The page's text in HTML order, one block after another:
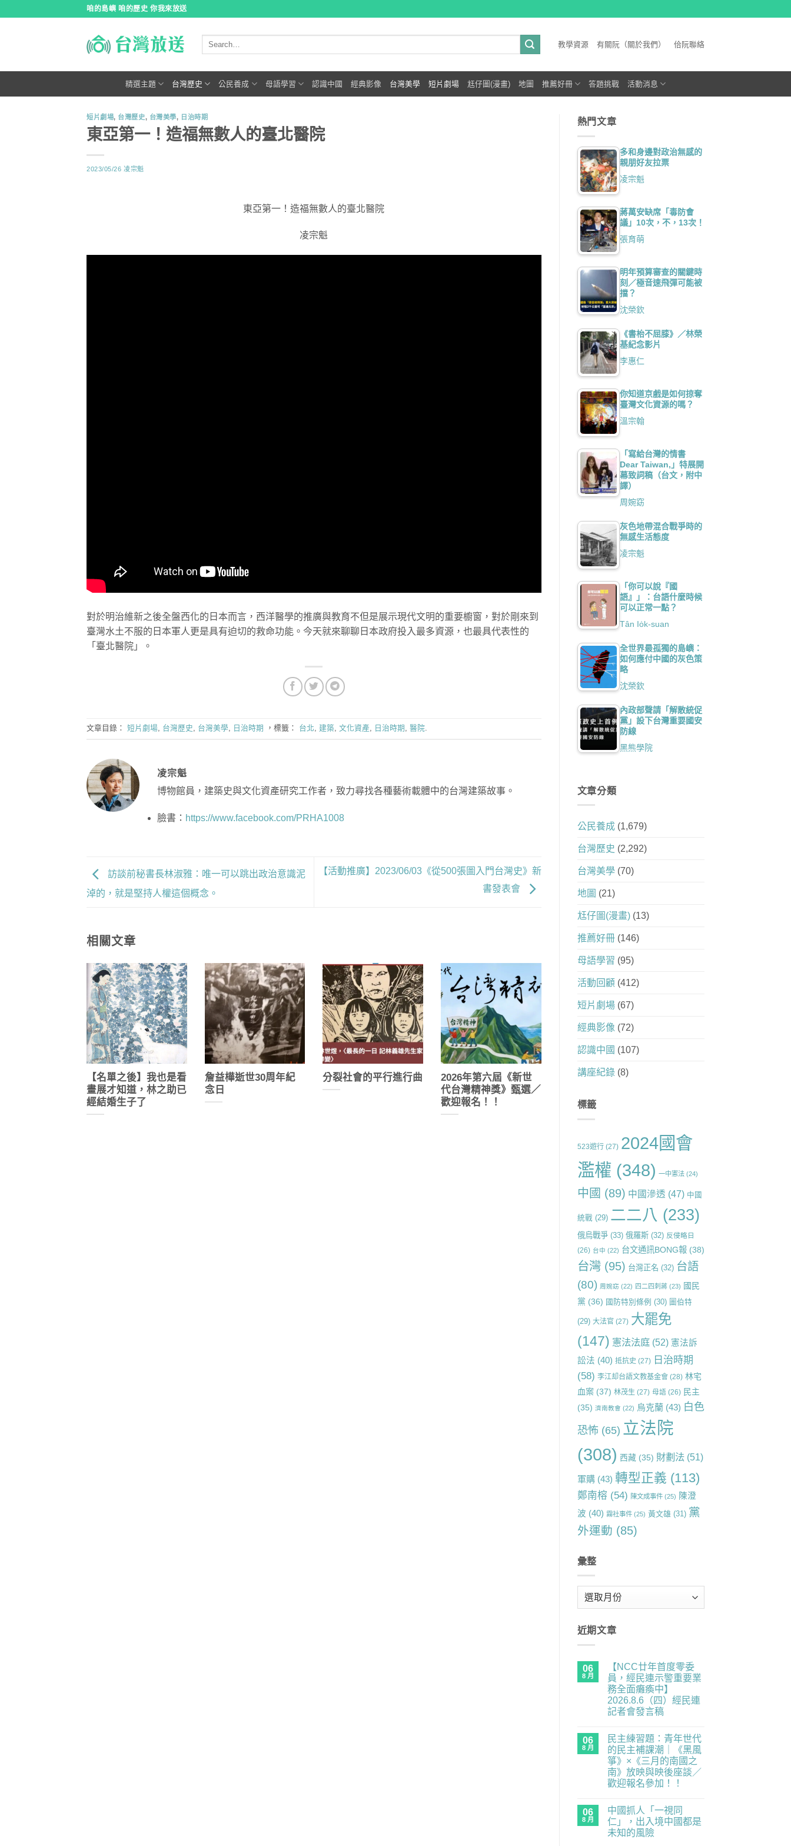
咱的島嶼 咱的歷史 你我來放送
教學資源 有關阮（關於我們） 佮阮聯絡
精選主題 台灣歷史 公民養成 母語學習 認識中國 經典影像 台灣美學 短片劇場 尪仔圖(漫畫) 地圖 推薦好冊 答題挑戰 活動消息
短片劇場, 台灣歷史, 台灣美學, 日治時期
東亞第一！造福無數人的臺北醫院
2023/05/26 凌宗魁
東亞第一！造福無數人的臺北醫院
凌宗魁
對於明治維新之後全盤西化的日本而言，西洋醫學的推廣與教育不但是展示現代文明的重要櫥窗，對於剛來到
臺灣水土不服的日本軍人更是具有迫切的救命功能。今天就來聊聊日本政府投入最多資源，也最具代表性的
「臺北醫院」。
文章目錄： 短片劇場, 台灣歷史, 台灣美學, 日治時期 ，標籤： 台北, 建築, 文化資產, 日治時期 , 醫院.
凌宗魁
博物館員，建築史與文化資產研究工作者，致力尋找各種藝術載體中的台灣建築故事。
臉書： https://www.facebook.com/PRHA1008
訪談前秘書長林淑雅：唯一可以跳出政治意識泥
淖的，就是堅持人權這個概念。
【活動推廣】2023/06/03《從500張圖入門台灣史》新
書發表會
相關文章
【名單之後】我也是看
畫展才知道，林之助已
經結婚生子了
詹益樺逝世30周年紀
念日
分裂社會的平行進行曲
2026年第六屆《新世
代台灣精神獎》甄選／
歡迎報名！！
熱門文章
多和身邊對政治無感的
親朋好友拉票
凌宗魁
蔣萬安缺席「毒防會
議」10次，不，13次！
張育萌
明年預算審查的關鍵時
刻／極音速飛彈可能被
擋？
沈榮欽
《書枱不屈膝》／林榮
基紀念影片
李惠仁
你知道京戲是如何掠奪
臺灣文化資源的嗎？
溫宗翰
「寫給台灣的情書
Dear Taiwan,」特展開
幕致詞稿（台文，附中
譯）
周婉窈
灰色地帶混合戰爭時的
無感生活態度
凌宗魁
「你可以說『國
語』」：台語什麼時候
可以正常一點？
Tân Io̍k-suan
全世界最孤獨的島嶼：
如何應付中國的灰色策
略
沈榮欽
內政部聲請「解散統促
黨」設下台灣重要國安
防線
黑熊學院
文章分類
公民養成(1,679)
台灣歷史 (2,292)
台灣美學(70)
地圖 (21)
尪仔圖(漫畫)(13)
推薦好冊(146)
母語學習 (95)
活動回顧 (412)
短片劇場(67)
經典影像 (72)
認識中國 (107)
講座紀錄(8)
標籤
523遊行(27) 2024國會
濫權 (348) 一中憲法(24)
中國 (89) 中國滲透 (47) 中國
統戰 (29) 二二八 (233)
俄烏戰爭(33) 俄羅斯(32) 反侵略日
(26) 台中 (22) 台文通訊BONG報(38)
台灣(95) 台灣正名 (32) 台語
(80) 周婉窈 (22) 四二四刺蔣(23) 國民
黨 (36) 國防特別條例 (30) 圖伯特
(29) 大法官(27) 大罷免
(147) 憲法法庭(52) 憲法訴
訟法 (40) 抵抗史 (27) 日治時期
(58) 李江却台語文教基金會(28) 林宅
血案(37) 林茂生 (27) 母語(26) 民主
(35) 濟南教會 (22) 烏克蘭(43) 白色
恐怖 (65) 立法院
(308) 西藏(35) 財劃法(51)
軍購(43) 轉型正義 (113)
鄭南榕 (54) 陳文成事件(25) 陳澄
波 (40) 霧社事件(25) 黃文雄(31) 黨
外運動 (85)
彙整
近期文章
06
8 月
【NCC廿年首度零委
員，經民連示警重要業
務全面癱瘓中】
2026.8.6（四）經民連
記者會發言稿
廿
年
首
度
零
委
員，
連
示
警
重
要
留
言
06
8 月
民主練習題：青年世代
的民主補課潮｜《黑風
箏》×《三月的南國之
南》放映與映後座談／
歡迎報名參加！！
主
練
習
題：
留
言
06
8 月
中國抓人「一視同
仁」，出入境中國都是
未知的風險